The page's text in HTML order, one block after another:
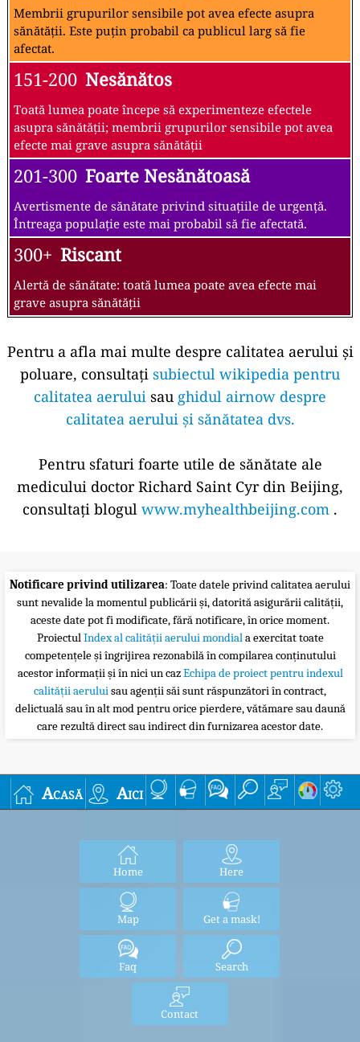
Membrii grupurilor sensibile pot avea efecte asupra
sănătății. Este puțin probabil ca publicul larg să fie
afectat.
151-200 Nesănătos
Toată lumea poate începe să experimenteze efectele
asupra sănătății; membrii grupurilor sensibile pot avea
efecte mai grave asupra sănătății
201-300 Foarte Nesănătoasă
Avertismente de sănătate privind situațiile de urgență.
Întreaga populație este mai probabil să fie afectată.
300+ Riscant
Alertă de sănătate: toată lumea poate avea efecte mai
grave asupra sănătății
Pentru a afla mai multe despre calitatea aerului și
poluare, consultați subiectul wikipedia pentru
calitatea aerului sau ghidul airnow despre
calitatea aerului și sănătatea dvs.
Pentru sfaturi foarte utile de sănătate ale
medicului doctor Richard Saint Cyr din Beijing,
consultați blogul www.myhealthbeijing.com .
Notificare privind utilizarea: Toate datele privind calitatea aerului
sunt nevalide la momentul publicării și, datorită asigurării calității,
aceste date pot fi modificate, fără notificare, în orice moment.
ProiectulIndex al calității aerului mondiala exercitat toate
competențele și îngrijirea rezonabilă în compilarea conținutului
acestor informații și în nici un cazEchipa de proiect pentru indexul
calității aeruluisau agenții săi sunt răspunzători în contract,
delictuală sau în alt mod pentru orice pierdere, vătămare sau daună
care rezultă direct sau indirect din furnizarea acestor date.
Acasă Aici
Home Here
Map Get a mask!
Faq Search
Contact